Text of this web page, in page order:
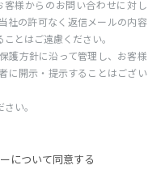
様からのお問い合わせに対し
社の許可なく返信メールの内容
とはご遠慮ください。
護方針に沿って管理し、お客様
に開示・提示することはござい
い。
について同意する